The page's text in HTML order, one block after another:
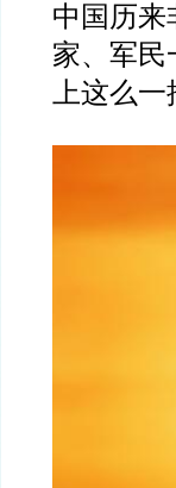
中国历来
家、军民
上这么